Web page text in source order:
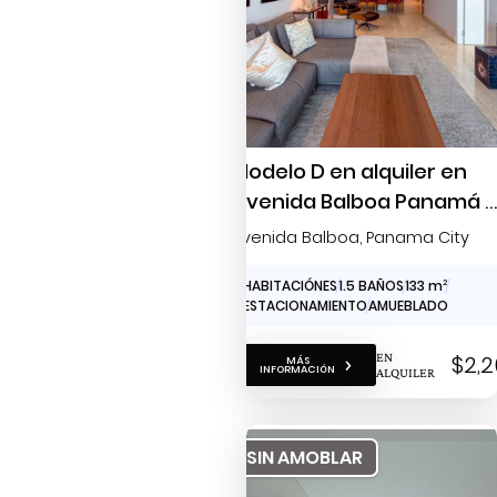
Modelo D en alquiler en
Avenida Balboa Panamá
habitación, 133 m² y vista
Avenida Balboa, Panama City
1 HABITACIÓNES1.5 BAÑOS133 m2
1 ESTACIONAMIENTOAMUEBLADO
MÁS
INFORMACIÓN
EN
ALQUILER
SIN AMOBLAR